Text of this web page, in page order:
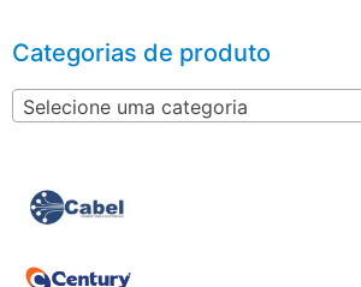
Categorias de produto
Selecione uma categoria